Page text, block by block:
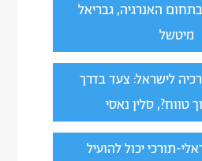
האנרגיה, גבריאל
מיטשל
לישראל: צעד בדרך
טווח?, סלין נאסי
תורכי יכול להועיל